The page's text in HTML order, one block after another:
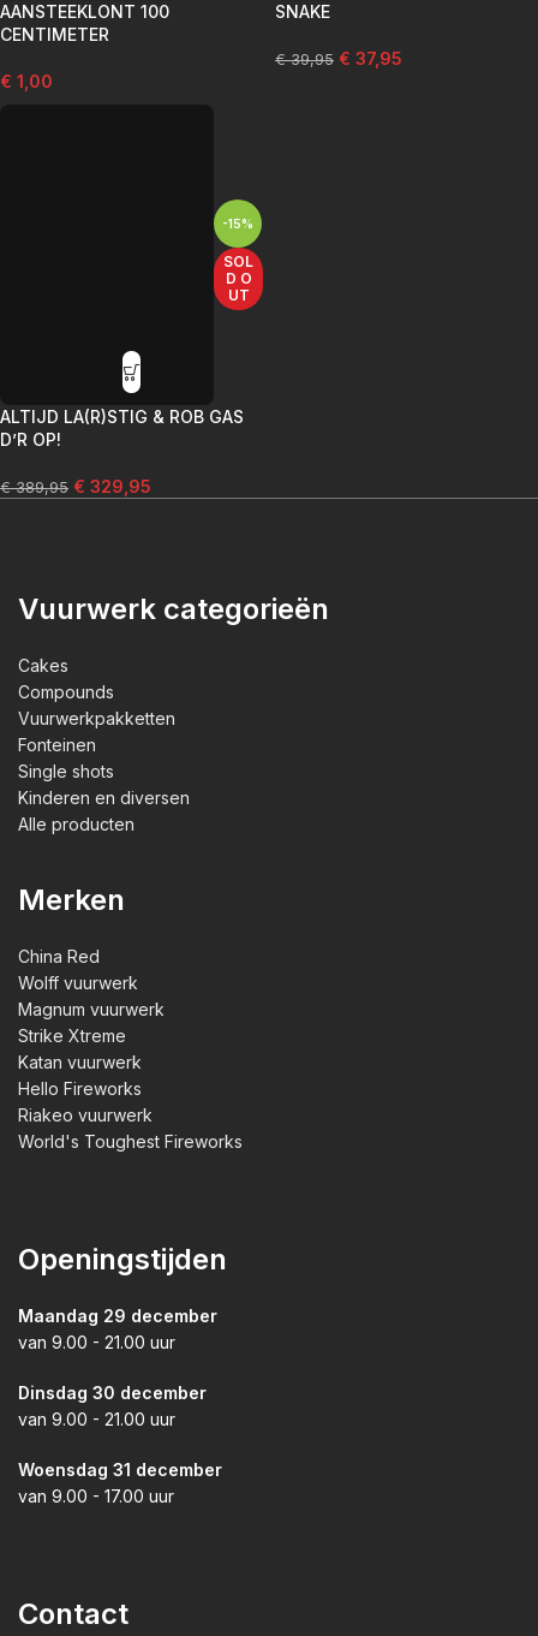
AANSTEEKLONT 100
CENTIMETER
€ 1,00
SNAKE
€39,95 € 37,95
-15%
SOL
D O
UT
ALTIJD LA(R)STIG & ROB GAS
D’R OP!
€389,95 € 329,95
Vuurwerk categorieën
Cakes
Compounds
Vuurwerkpakketten
Fonteinen
Single shots
Kinderen en diversen
Alle producten
Merken
China Red
Wolff vuurwerk
Magnum vuurwerk
Strike Xtreme
Katan vuurwerk
Hello Fireworks
Riakeo vuurwerk
World's Toughest Fireworks
Openingstijden
Maandag 29 december
van 9.00 - 21.00 uur
Dinsdag 30 december
van 9.00 - 21.00 uur
Woensdag 31 december
van 9.00 - 17.00 uur
Contact